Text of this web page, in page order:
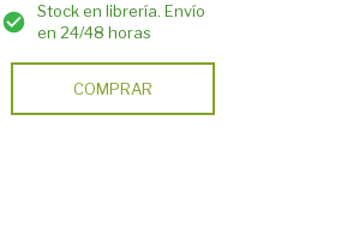
Stock en librería. Envío
en 24/48 horas
COMPRAR